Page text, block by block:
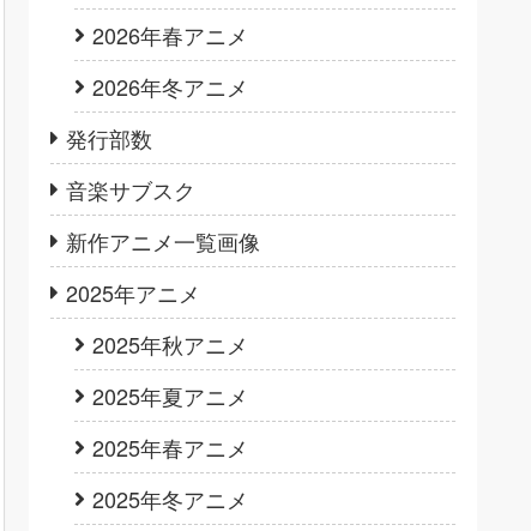
2026年春アニメ
2026年冬アニメ
発行部数
音楽サブスク
新作アニメ一覧画像
2025年アニメ
2025年秋アニメ
2025年夏アニメ
2025年春アニメ
2025年冬アニメ